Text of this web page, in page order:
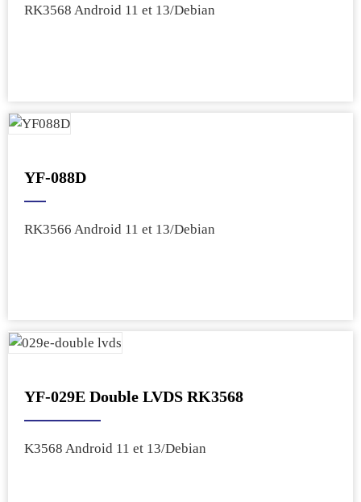
RK3568 Android 11 et 13/Debian
YF-088D
RK3566 Android 11 et 13/Debian
YF-029E Double LVDS RK3568
K3568 Android 11 et 13/Debian